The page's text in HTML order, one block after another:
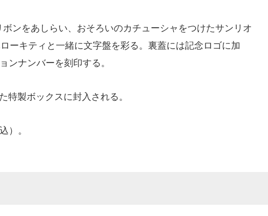
ンをあしらい、おそろいのカチューシャをつけたサンリオ
ーキティと一緒に文字盤を彩る。裏蓋には記念ロゴに加
ンナンバーを刻印する。
特製ボックスに封入される。
）。